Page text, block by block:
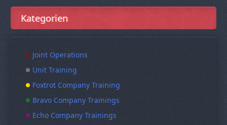
Kategorien
Joint Operations
Unit Training
Foxtrot Company Training
Bravo Company Trainings
Echo Company Trainings